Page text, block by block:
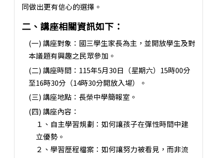
同做出更有信心的選擇。
二、講座相關資訊如下：
(一) 講座對象：國三學生家長為主，並開放學生及對
本議題有興趣之民眾參加。
(二) 講座時間：115年5月30日（星期六）15時00分
至16時30分（14時30分開放入場）。
(三) 講座地點：長榮中學簡報室。
(四) 講座內容：
１、自主學習規劃：如何讓孩子在彈性時間中建
立優勢。
２、學習歷程檔案：如何讓努力被看見，而非流